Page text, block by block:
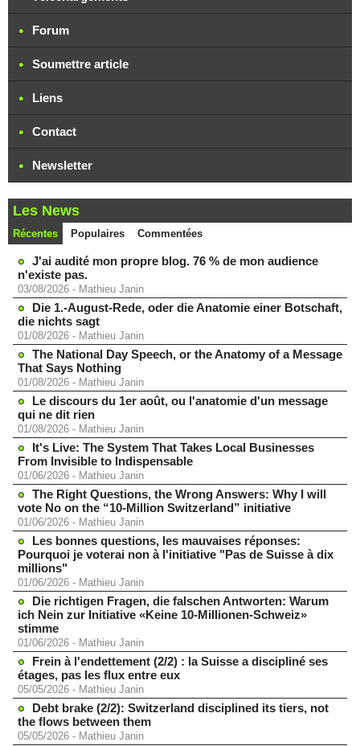
Forum
Soumettre article
Liens
Contact
Newsletter
Les News
Récentes Populaires Commentées
J'ai audité mon propre blog. 76 % de mon audience
n'existe pas.
03/08/2026 - Mathieu Janin
Die 1.-August-Rede, oder die Anatomie einer Botschaft,
die nichts sagt
01/08/2026 - Mathieu Janin
The National Day Speech, or the Anatomy of a Message
That Says Nothing
01/08/2026 - Mathieu Janin
Le discours du 1er août, ou l'anatomie d'un message
qui ne dit rien
01/08/2026 - Mathieu Janin
It's Live: The System That Takes Local Businesses
From Invisible to Indispensable
01/06/2026 - Mathieu Janin
The Right Questions, the Wrong Answers: Why I will
vote No on the “10-Million Switzerland” initiative
01/06/2026 - Mathieu Janin
Les bonnes questions, les mauvaises réponses:
Pourquoi je voterai non à l'initiative "Pas de Suisse à dix
millions"
01/06/2026 - Mathieu Janin
Die richtigen Fragen, die falschen Antworten: Warum
ich Nein zur Initiative «Keine 10-Millionen-Schweiz»
stimme
01/06/2026 - Mathieu Janin
Frein à l'endettement (2/2) : la Suisse a discipliné ses
étages, pas les flux entre eux
05/05/2026 - Mathieu Janin
Debt brake (2/2): Switzerland disciplined its tiers, not
the flows between them
05/05/2026 - Mathieu Janin